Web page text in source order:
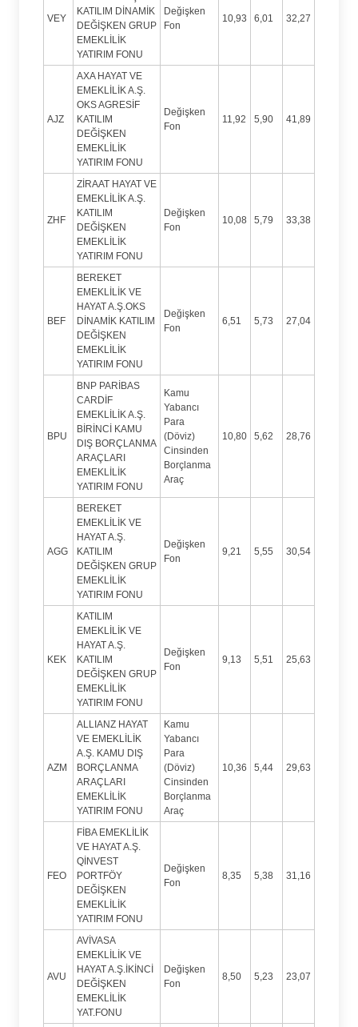
VEY
KATILIM DİNAMİK
DEĞİŞKEN GRUP
EMEKLİLİK
YATIRIM FONU
Değişken
Fon
10,93 6,01 32,27
AJZ
AXA HAYAT VE
EMEKLİLİK A.Ş.
OKS AGRESİF
KATILIM
DEĞİŞKEN
EMEKLİLİK
YATIRIM FONU
Değişken
Fon
11,92 5,90 41,89
ZHF
ZİRAAT HAYAT VE
EMEKLİLİK A.Ş.
KATILIM
DEĞİŞKEN
EMEKLİLİK
YATIRIM FONU
Değişken
Fon
10,08 5,79 33,38
BEF
BEREKET
EMEKLİLİK VE
HAYAT A.Ş.OKS
DİNAMİK KATILIM
DEĞİŞKEN
EMEKLİLİK
YATIRIM FONU
Değişken
Fon
6,51 5,73 27,04
BPU
BNP PARİBAS
CARDİF
EMEKLİLİK A.Ş.
BİRİNCİ KAMU
DIŞ BORÇLANMA
ARAÇLARI
EMEKLİLİK
YATIRIM FONU
Kamu
Yabancı
Para
(Döviz)
Cinsinden
Borçlanma
Araç
10,80 5,62 28,76
AGG
BEREKET
EMEKLİLİK VE
HAYAT A.Ş.
KATILIM
DEĞİŞKEN GRUP
EMEKLİLİK
YATIRIM FONU
Değişken
Fon
9,21 5,55 30,54
KEK
KATILIM
EMEKLİLİK VE
HAYAT A.Ş.
KATILIM
DEĞİŞKEN GRUP
EMEKLİLİK
YATIRIM FONU
Değişken
Fon
9,13 5,51 25,63
AZM
ALLIANZ HAYAT
VE EMEKLİLİK
A.Ş. KAMU DIŞ
BORÇLANMA
ARAÇLARI
EMEKLİLİK
YATIRIM FONU
Kamu
Yabancı
Para
(Döviz)
Cinsinden
Borçlanma
Araç
10,36 5,44 29,63
FEO
FİBA EMEKLİLİK
VE HAYAT A.Ş.
QİNVEST
PORTFÖY
DEĞİŞKEN
EMEKLİLİK
YATIRIM FONU
Değişken
Fon
8,35 5,38 31,16
AVU
AVİVASA
EMEKLİLİK VE
HAYAT A.Ş.İKİNCİ
DEĞİŞKEN
EMEKLİLİK
YAT.FONU
Değişken
Fon
8,50 5,23 23,07